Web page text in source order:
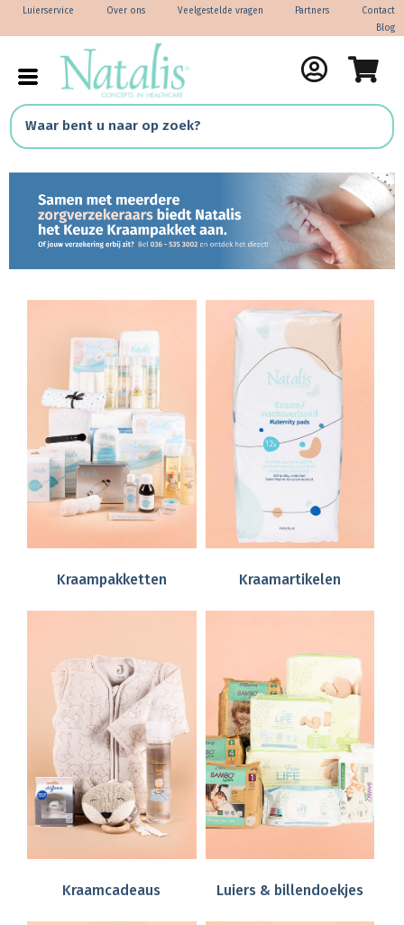
Contact
Partners
Veelgestelde vragen
Over ons
Luierservice
Blog
Met zorg en liefde, voor uw kostbaarste
momenten
Kraampakketten Kraamartikelen
Kraamcadeaus Luiers & billendoekjes